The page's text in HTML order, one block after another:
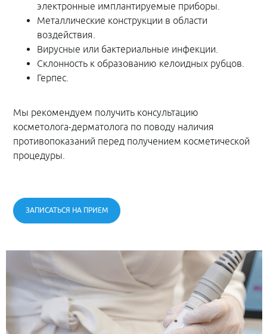
электронные имплантируемые приборы.
Металлические конструкции в области
воздействия.
Вирусные или бактериальные инфекции.
Склонность к образованию келоидных рубцов.
Герпес.
Мы рекомендуем получить консультацию
косметолога-дерматолога по поводу наличия
противопоказаний перед получением косметической
процедуры.
ЗАПИСАТЬСЯ НА ПРИЕМ